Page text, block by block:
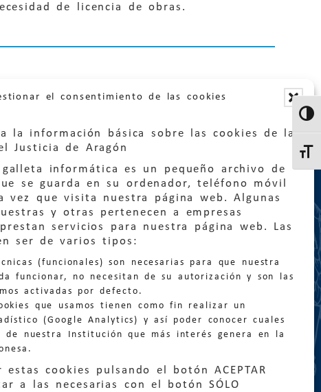
el consentimiento de las cookies
la información básica sobre las cookies de la
Justicia de Aragón
informática es un pequeño archivo de
se guarda en su ordenador, teléfono móvil
vez que visita nuestra página web. Algunas
y otras pertenecen a empresas
servicios para nuestra página web. Las
ser de varios tipos:
(funcionales) son necesarias para que nuestra
funcionar, no necesitan de su autorización y son las
activadas por defecto.
que usamos tienen como fin realizar un
(Google Analytics) y así poder conocer cuales
de nuestra Institución que más interés genera en la
estas cookies pulsando el botón ACEPTAR
a las necesarias con el botón SÓLO
de licencia de obras.
quejas@eljusticiadearagon.es
general:
900 210 210/ 976 399 354